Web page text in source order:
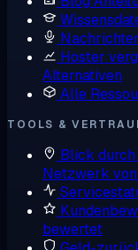
Hoster
Alternativen
Alle
TOOLS &
Blick durch
Netzwerk
bewertet